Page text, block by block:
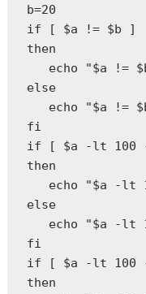
b=20
if [ $a != $b ]
then
echo "$a !=
else
echo "$a !=
fi
if [ $a -lt 100
then
echo "$a -
else
echo "$a -
fi
if [ $a -lt 100
then